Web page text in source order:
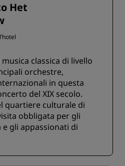
Het
classica di livello
orchestre,
in questa
del XIX secolo.
quartiere culturale di
obbligata per gli
gli appassionati di